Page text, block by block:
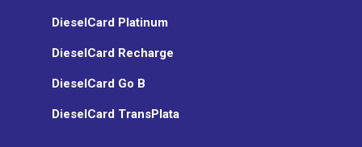
DieselCard Platinum
DieselCard Recharge
DieselCard Go B
DieselCard TransPlata